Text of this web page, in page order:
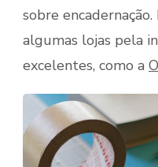
sobre
algumas lojas pela
excelentes, como a